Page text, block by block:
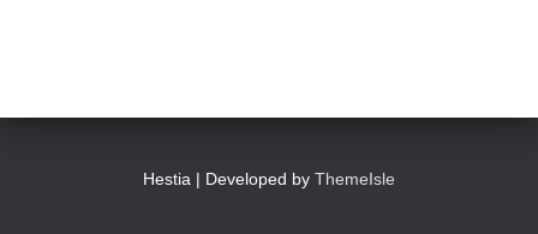
Hestia | Developed by ThemeIsle